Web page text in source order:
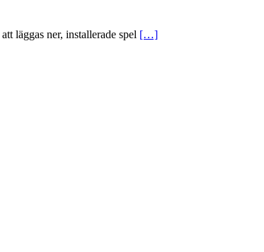
läggas ner, installerade spel […]